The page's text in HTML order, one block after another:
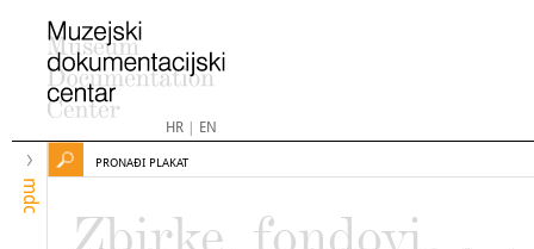
HR| EN
mdc
PRONAĐI PLAKAT
Zbirke, fondovi